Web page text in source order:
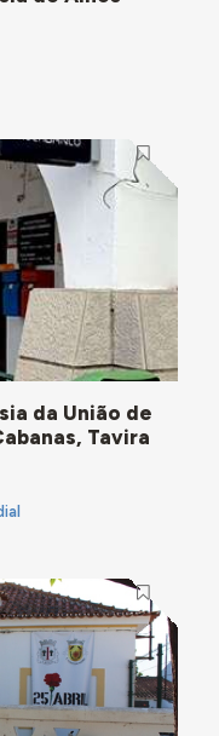
da União de
Tavira